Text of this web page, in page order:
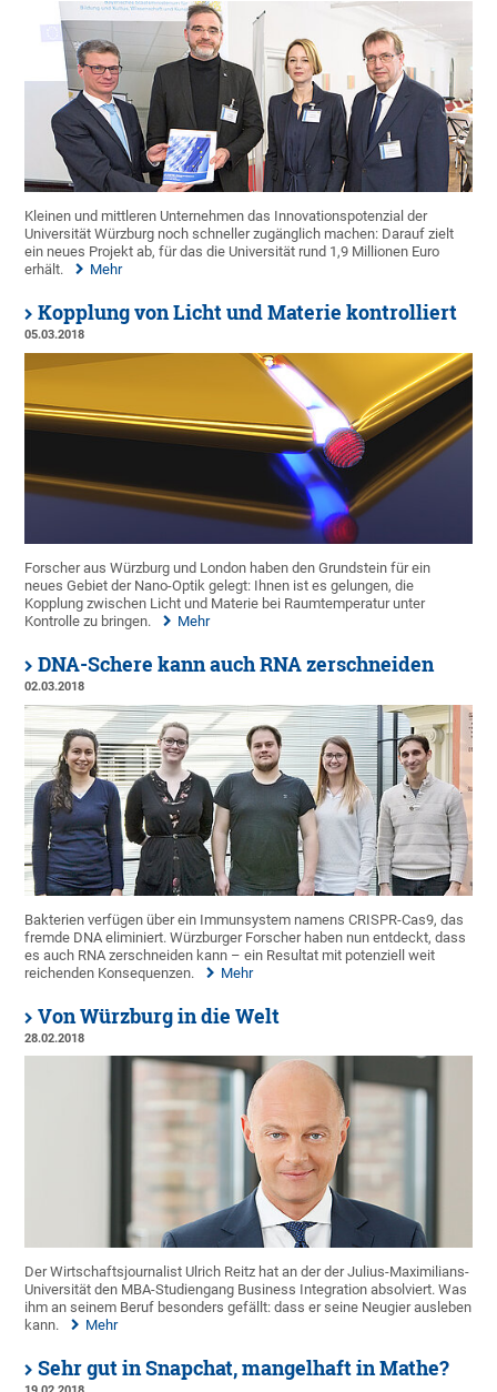
Kleinen und mittleren Unternehmen das Innovationspotenzial der
Universität Würzburg noch schneller zugänglich machen: Darauf zielt
ein neues Projekt ab, für das die Universität rund 1,9 Millionen Euro
erhält.
Mehr
Kopplung von Licht und Materie kontrolliert
05.03.2018
Forscher aus Würzburg und London haben den Grundstein für ein
neues Gebiet der Nano-Optik gelegt: Ihnen ist es gelungen, die
Kopplung zwischen Licht und Materie bei Raumtemperatur unter
Kontrolle zu bringen.
Mehr
DNA-Schere kann auch RNA zerschneiden
02.03.2018
Bakterien verfügen über ein Immunsystem namens CRISPR-Cas9, das
fremde DNA eliminiert. Würzburger Forscher haben nun entdeckt, dass
es auch RNA zerschneiden kann – ein Resultat mit potenziell weit
reichenden Konsequenzen.
Mehr
Von Würzburg in die Welt
28.02.2018
Der Wirtschaftsjournalist Ulrich Reitz hat an der der Julius-Maximilians-
Universität den MBA-Studiengang Business Integration absolviert. Was
ihm an seinem Beruf besonders gefällt: dass er seine Neugier ausleben
kann.
Mehr
Sehr gut in Snapchat, mangelhaft in Mathe?